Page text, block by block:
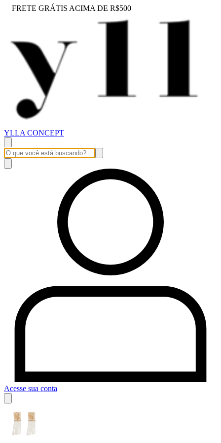
FRETE GRÁTIS ACIMA DE R$500
YLLA CONCEPT
Acesse sua conta